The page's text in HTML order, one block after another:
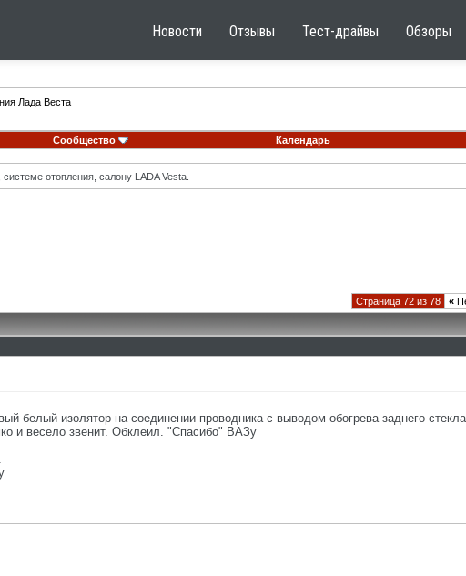
Новости Отзывы Тест-драйвы Обзоры
Лада Веста
Сообщество Календарь
отопления, салону LADA Vesta.
Страница 72 из 78 «
белый изолятор на соединении проводника с выводом обогрева заднего
и весело звенит. Обклеил. "Спасибо" ВАЗу